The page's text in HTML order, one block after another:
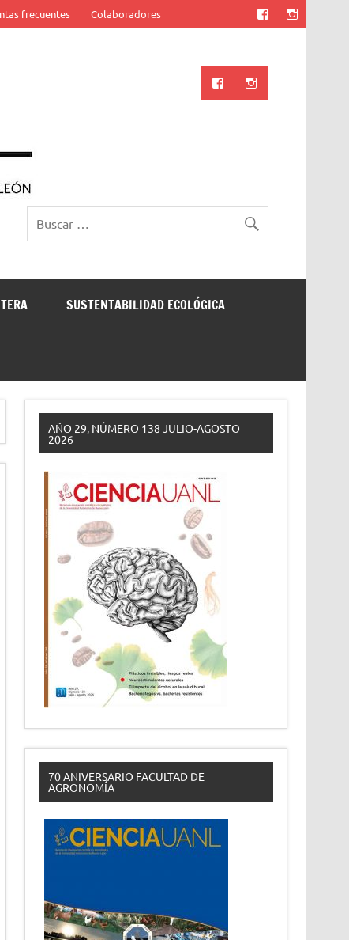
frecuentes Colaboradores
Ciencia UANL
SUSTENTABILIDAD ECOLÓGICA
AÑO 29, NÚMERO 138 JULIO-AGOSTO
2026
70 ANIVERSARIO FACULTAD DE
AGRONOMÍA